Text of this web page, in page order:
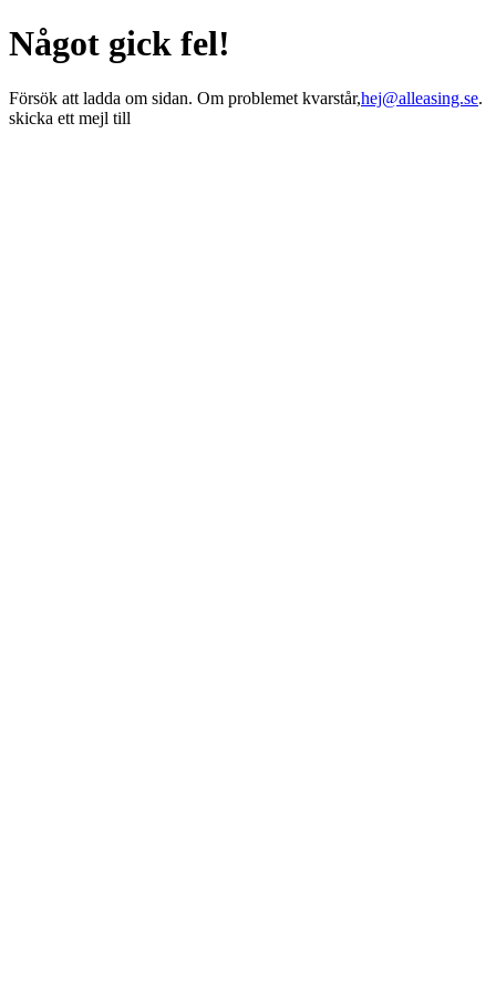
Något gick fel!
Försök att ladda om sidan. Om problemet kvarstår,hej@alleasing.se.
skicka ett mejl till